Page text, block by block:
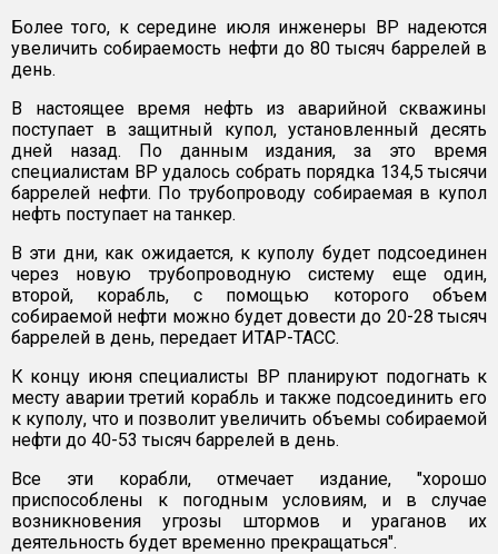
Более того, к середине июля инженеры BP надеются
увеличить собираемость нефти до 80 тысяч баррелей в
день.
В настоящее время нефть из аварийной скважины
поступает в защитный купол, установленный десять
дней назад. По данным издания, за это время
специалистам BP удалось собрать порядка 134,5 тысячи
баррелей нефти. По трубопроводу собираемая в купол
нефть поступает на танкер.
В эти дни, как ожидается, к куполу будет подсоединен
через новую трубопроводную систему еще один,
второй, корабль, с помощью которого объем
собираемой нефти можно будет довести до 20-28 тысяч
баррелей в день, передает ИТАР-ТАСС.
К концу июня специалисты ВР планируют подогнать к
месту аварии третий корабль и также подсоединить его
к куполу, что и позволит увеличить объемы собираемой
нефти до 40-53 тысяч баррелей в день.
Все эти корабли, отмечает издание, "хорошо
приспособлены к погодным условиям, и в случае
возникновения угрозы штормов и ураганов их
деятельность будет временно прекращаться".